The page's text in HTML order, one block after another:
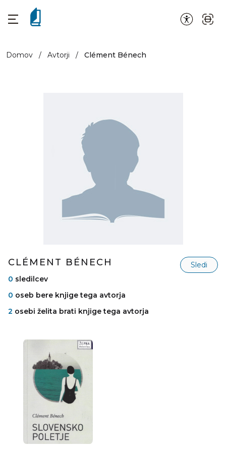
Domov / Avtorji / Clément Bénech
CLÉMENT BÉNECH
Sledi
0 sledilcev
0 oseb bere knjige tega avtorja
2 osebi želita brati knjige tega avtorja